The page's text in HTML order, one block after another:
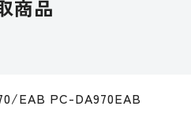
商品
EAB PC-DA970EAB